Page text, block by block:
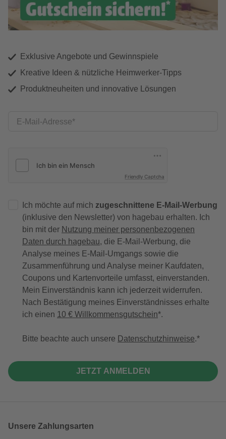
Exklusive Angebote und Gewinnspiele
Kreative Ideen & nützliche Heimwerker-Tipps
Produktneuheiten und innovative Lösungen
E-Mail-Adresse
Friendly Captcha
Ich möchte auf mich zugeschnittene E-Mail-Werbung
(inklusive den Newsletter) von hagebau erhalten. Ich
bin mit der Nutzung meiner personenbezogenen
Daten durch hagebau, die E-Mail-Werbung, die
Analyse meines E-Mail-Umgangs sowie die
Zusammenführung und Analyse meiner Kaufdaten,
Coupons und Kartenvorteile umfasst, einverstanden.
Mein Einverständnis kann ich jederzeit widerrufen.
Nach Bestätigung meines Einverständnisses erhalte
ich einen 10 € Willkommensgutschein*.
Bitte beachte auch unsere Datenschutzhinweise.
JETZT ANMELDEN
Unsere Zahlungsarten